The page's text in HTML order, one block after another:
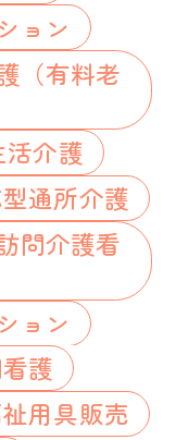
ョン
（有料老
介護
通所介護
問介護看
ョン
護
用具販売